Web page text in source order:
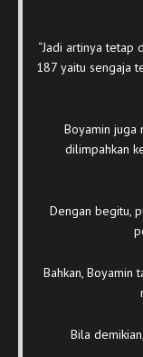
“Jadi artinya tetap
187 yaitu sengaja
Boyamin juga
dilimpahkan
Dengan begitu,
Bahkan, Boyamin
Bila